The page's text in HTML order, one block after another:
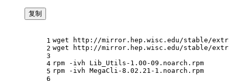
复制
1
2
3
4
5
6
wget http://mirror.hep.wisc.edu/stable/
wget http://mirror.hep.wisc.edu/stable/
rpm -ivh Lib_Utils-1.00-09.noarch.rpm
rpm -ivh MegaCli-8.02.21-1.noarch.rpm